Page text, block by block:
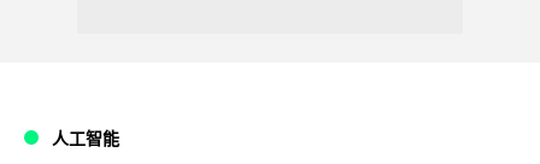
人工智能